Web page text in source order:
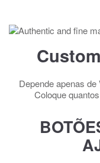
Depende apenas
Coloque